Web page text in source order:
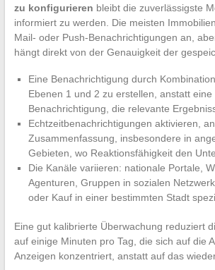
zu konfigurieren bleibt die zuverlässigste
informiert zu werden. Die meisten
Mail- oder Push-Benachrichtigungen an,
hängt direkt von der Genauigkeit der
Eine Benachrichtigung durch
Ebenen 1 und 2 zu erstellen, anstatt
Benachrichtigung, die relevante
Echtzeitbenachrichtigungen aktivieren,
Zusammenfassung, insbesondere in
Gebieten, wo Reaktionsfähigkeit den
Die Kanäle variieren: nationale Portale,
Agenturen, Gruppen in sozialen
oder Kauf in einer bestimmten Stadt
Eine gut kalibrierte Überwachung reduziert
auf einige Minuten pro Tag, die sich auf die
Anzeigen konzentriert, anstatt auf das